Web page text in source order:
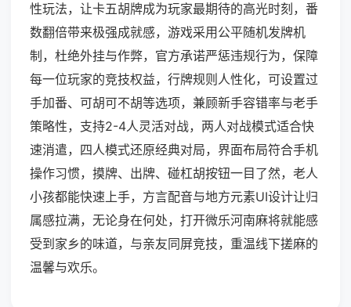
性玩法，让卡五胡牌成为玩家最期待的高光时刻，番
数翻倍带来极强成就感，游戏采用公平随机发牌机
制，杜绝外挂与作弊，官方承诺严惩违规行为，保障
每一位玩家的竞技权益，行牌规则人性化，可设置过
手加番、可胡可不胡等选项，兼顾新手容错率与老手
策略性，支持2-4人灵活对战，两人对战模式适合快
速消遣，四人模式还原经典对局，界面布局符合手机
操作习惯，摸牌、出牌、碰杠胡按钮一目了然，老人
小孩都能快速上手，方言配音与地方元素UI设计让归
属感拉满，无论身在何处，打开微乐河南麻将就能感
受到家乡的味道，与亲友同屏竞技，重温线下搓麻的
温馨与欢乐。